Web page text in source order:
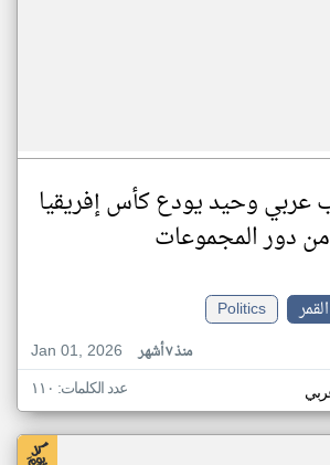
عربي وحيد يودع كأس إفريقيا
Politics
Jan 01, 2026
منذ ٧ أشهر
عدد الكلمات: ١١٠